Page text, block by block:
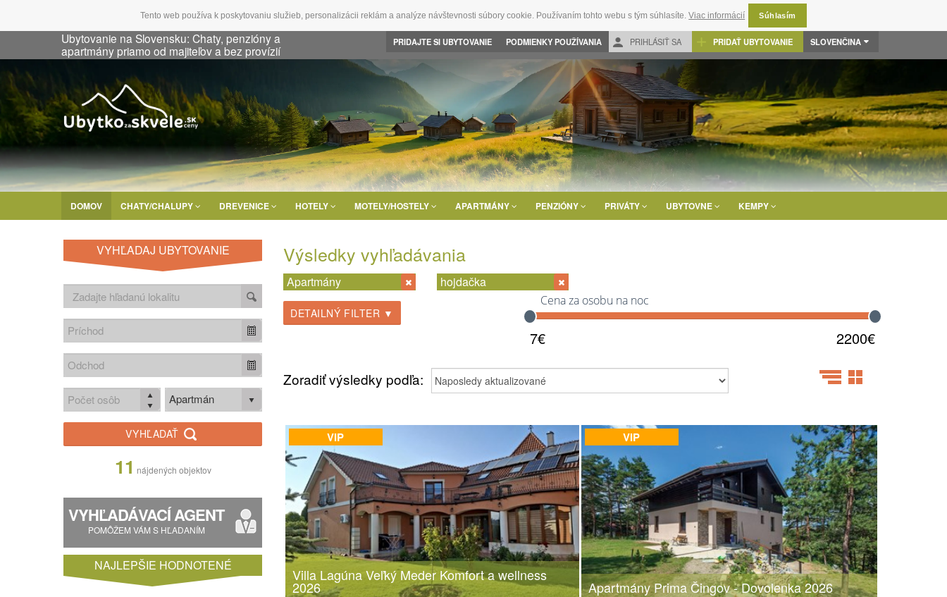
Tento web používa k poskytovaniu služieb, personalizácii reklám a analýze návštevnosti súbory cookie. Používaním tohto webu s tým súhlasíte.Viac informácií Súhlasím
Ubytovanie na Slovensku: Chaty, penzióny a
apartmány priamo od majiteľov a bez provízií
PRIDAJTE SI UBYTOVANIE PODMIENKY POUŽÍVANIA PRIHLÁSIŤ SA PRIDAŤ UBYTOVANIE SLOVENČINA
DOMOV CHATY/CHALUPY DREVENICE HOTELY MOTELY/HOSTELY APARTMÁNY PENZIÓNY PRIVÁTY UBYTOVNE KEMPY
VYHĽADAJ UBYTOVANIE
Apartmán
VYHĽADAŤ
11 nájdených objektov
VYHĽADÁVACÍ AGENT
POMÔŽEM VÁM S HĽADANÍM
NAJLEPŠIE HODNOTENÉ
Výsledky vyhľadávania
Apartmány hojdačka
DETAILNÝ FILTER ▼
Cena za osobu na noc
7€ 2200€
Zoradiť výsledky podľa:
VIP
Villa Lagúna Veľký Meder Komfort a wellness
2026
VIP
Apartmány Prima Čingov - Dovolenka 2026